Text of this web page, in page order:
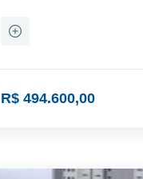
R$ 494.600,00